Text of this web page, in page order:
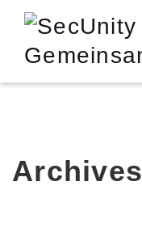
Archives